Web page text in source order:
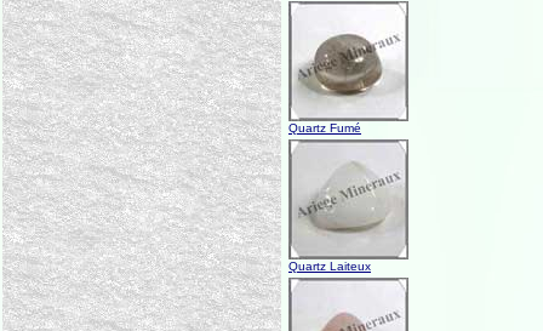
Quartz Fumé
Quartz Laiteux